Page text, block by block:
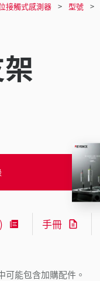
接觸式感測器 型號
能包含加購配件。
手冊